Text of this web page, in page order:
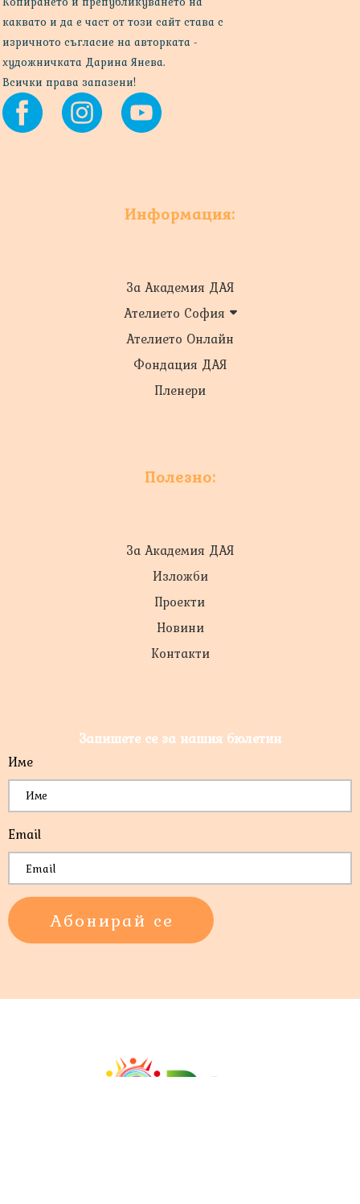
каквато и да е част от този сайт става с
изричното съгласие на авторката -
художничката Дарина Янева.
Всички права запазени!
Информация:
За Академия ДАЯ
Ателието София
Ателието Онлайн
Фондация ДАЯ
Пленери
Полезно:
За Академия ДАЯ
Изложби
Проекти
Новини
Контакти
Запишете се за нашия бюлетин
Име
Email
Абонирай се